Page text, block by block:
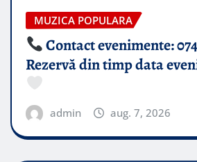
MUZICA POPULARA
Contact evenimente:
Rezervă din timp data
admin aug. 7, 2026